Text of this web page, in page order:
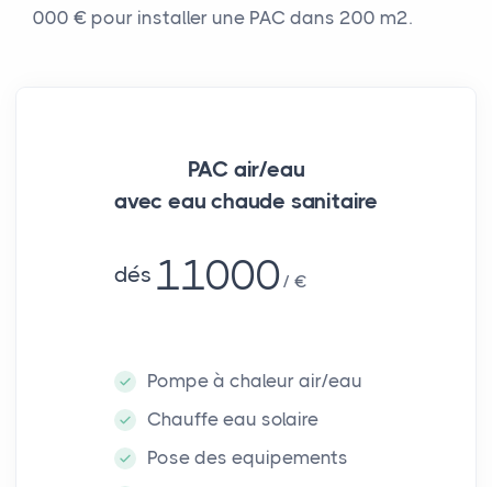
000 € pour installer une PAC dans 200 m².
PAC air/eau
avec eau chaude sanitaire
dés 11000 €
Pompe à chaleur air/eau
Chauffe eau solaire
Pose des equipements